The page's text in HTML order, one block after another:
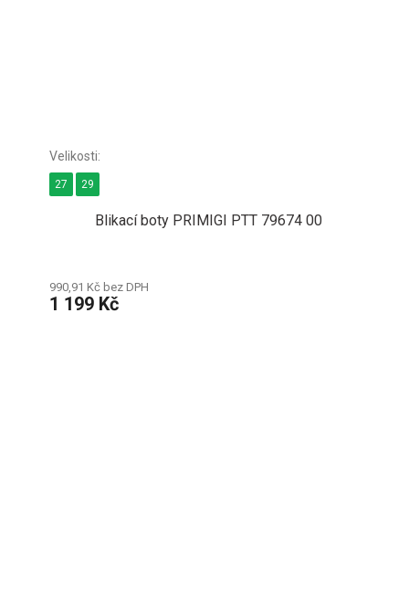
Blikací boty PRIMIGI PTT 79674 00
990,91 Kč bez DPH
1 199 Kč
27 29